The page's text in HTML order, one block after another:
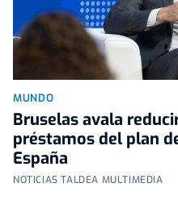
MUNDO
Bruselas avala
préstamos del plan
España
NOTICIAS TALDEA MULTIMEDIA